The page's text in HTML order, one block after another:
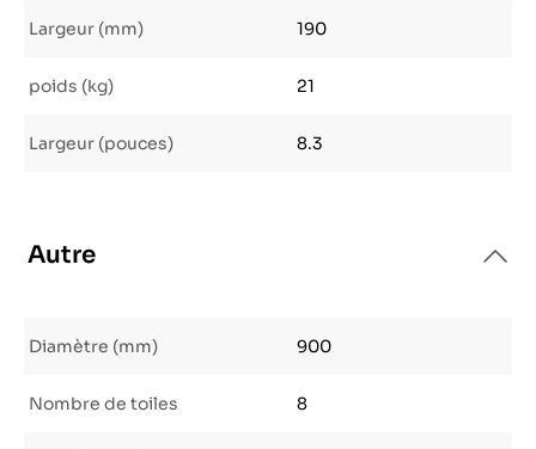
Largeur (mm) 190
poids (kg) 21
Largeur (pouces) 8.3
Autre
Diamètre (mm) 900
Nombre de toiles 8